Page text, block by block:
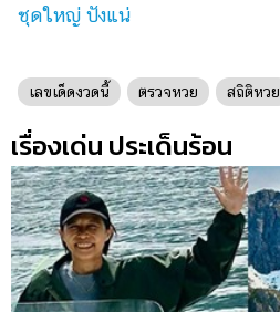
ชุดใหญ่ ปังแน่
เลขเด็ดงวดนี้ ตรวจหวย สถิติหวย
เรื่องเด่น ประเด็นร้อน